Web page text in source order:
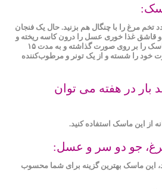
مرغ را با چنگال هم بزنید. حال یک فنجان
قاشق غذا خوری عسل را درون کاسه ریخته و
مواد را با هم ترکیب نمایید. ماسک را بر روی صورت گذاشته و به مدت ۱۵
خود را شسته و از یک تونر و مرطوب‌کننده
بار در هفته می توان
از این ماسک استفاده کنید.
جو دو سر و عسل:
این ماسک بهترین گزینه‌ برای شما محسوب